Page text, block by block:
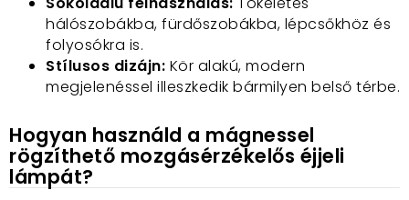
hálószobákba, fürdőszobákba, lépcsőkhöz és
folyosókra is.
Stílusos dizájn: Kör alakú, modern
megjelenéssel illeszkedik bármilyen belső térbe.
Hogyan használd a mágnessel
rögzíthető mozgásérzékelős éjjeli
lámpát?